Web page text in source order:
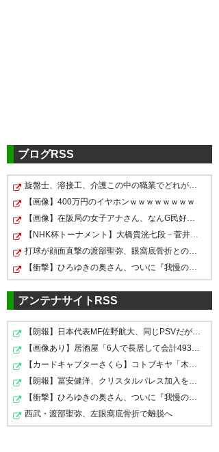
ブログRSS
旋盤士、溶接工、介護この中の職業でどれが一番まし？
【画像】400万円のイヤホンｗｗｗｗｗｗｗｗ
【画像】在阪局の女子アナさん、なんG民好みだと話題に
【NHK杯トーナメント】大橋貴洸七段－菅井竜也八段
打球が顔面直撃の渡部聖弥、眼窩底骨折との診断
【衝撃】ひろゆきの奥さん、ついに『我慢の限界』を迎え…
アンテナサイトRSS
【朗報】日本代表MF佐野航大、同じPSVだが堂安を超える評…
【画像あり】居酒屋「6人で長居して会計4939円！喋りたい…
【カードキャプターさくら】コトブキヤ「木之本桜 [包囲(…
【朗報】冨安健洋、クリスタルパレス加入を正式発表！
【衝撃】ひろゆきの奥さん、ついに『我慢の限界』を迎え…
西武・渡部聖弥、左眼窩底骨折で離脱へ